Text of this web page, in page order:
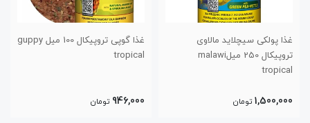
غذا گوپی تروپیکال 100 میل guppy
tropical
946,000
غذا مینی استیک سوپر
1,350,000